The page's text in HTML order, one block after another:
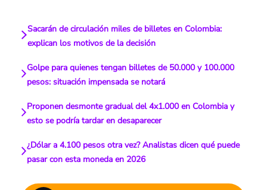
Sacarán de circulación miles de billetes en Colombia:
explican los motivos de la decisión
Golpe para quienes tengan billetes de 50.000 y 100.000
pesos: situación impensada se notará
Proponen desmonte gradual del 4x1.000 en Colombia y
esto se podría tardar en desaparecer
¿Dólar a 4.100 pesos otra vez? Analistas dicen qué puede
pasar con esta moneda en 2026